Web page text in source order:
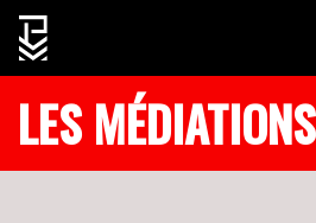
LES MÉDIATIONS